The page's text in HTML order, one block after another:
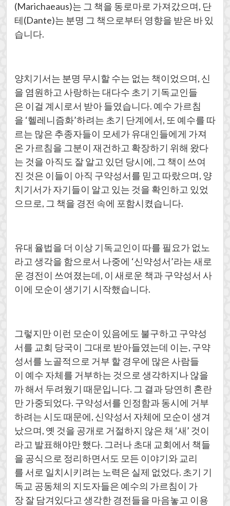
(Marichaeaus)는 그 책을 동로마로 가져갔으며, 단
테(Dante)는 분명 그 책으로부터 영향을 받은 바 있
습니다.
양치기서는 분명 무시할 수는 없는 책이었으며, 신
을 염원하고 사랑하는 대다수 초기 기독교인들
은 이걸 계시로서 받아 들였습니다. 예수 가르침
을 ‘헬레니즘화’하려는 초기 단계에서, 또 예수를 따
르는 많은 추종자들이 모세가 유대인들에게 가져
온 가르침을 그분이 재건하고 확장하기 위해 왔다
는 것을 아직도 잘 알고 있던 당시에, 그 책이 쓰여
진 것은 이들이 아직 구약성서를 믿고 따랐으며, 양
치기서가 자기들이 알고 있는 것을 확인하고 있었
으므로, 그 책을 경전 속에 포함시켰습니다.
유대 율법을 더 이상 기독교인이 따를 필요가 없노
라고 생각을 함으로서 나중에 ‘신약성서’라는 새로
운 경전이 쓰여졌는데, 이 새로운 책과 구약성서 사
이에 모순이 생기기 시작했습니다.
그렇지만 이런 모순이 있음에도 불구하고 구약성
서를 교회 당국이 그대로 받아들였는데 이는, 구약
성서를 노골적으로 거부 할 경우에 많은 사람들
이 예수 자체를 거부하는 것으로 생각하지나 않을
까 해서 두려웠기 때문입니다. 그 결과 당연히 혼란
만 가중되었다. 구약성서를 인정함과 동시에 거부
하려는 시도 때문에, 신약성서 자체에 모순이 생겨
났으며, 옛 것을 공개로 거절하지 않은 채 ‘새’ 것이
라고 발표해야만 했다. 그러나 초대 교회에서 책들
을 공식으로 정리하면서도 모든 이야기와 교리
를 서로 일치시키려는 노력은 실제 없었다. 초기 기
독교 공동체의 지도자들은 예수의 가르침이 가
장 잘 담겨있다고 생각한 경전들을 마음놓고 이용